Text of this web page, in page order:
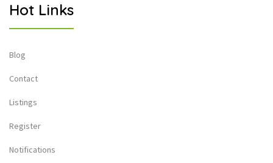
Hot Links
Blog
Contact
Listings
Register
Notifications